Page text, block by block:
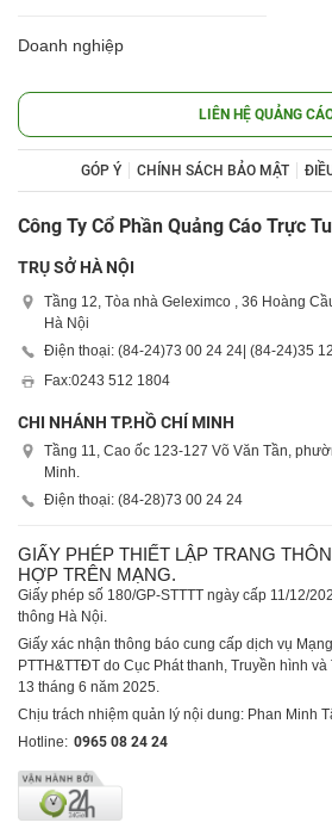
Doanh nghiệp
LIÊN HỆ QUẢNG
GÓP Ý CHÍNH SÁCH BẢO MẬT
Công Ty Cổ Phần Quảng Cáo Trực
TRỤ SỞ HÀ NỘI
Tầng 12, Tòa nhà Geleximco , 36 Hoàng
Hà Nội
Điện thoại: (84-24)73 00 24 24 | (84-24)35
Fax:0243 512 1804
CHI NHÁNH TP.HỒ CHÍ MINH
Tầng 11, Cao ốc 123-127 Võ Văn Tần,
Minh.
Điện thoại: (84-28)73 00 24 24
GIẤY PHÉP THIẾT LẬP TRANG
HỢP TRÊN MẠNG.
Giấy phép số 180/GP-STTTT ngày cấp 11/12/
thông Hà Nội.
Giấy xác nhận thông báo cung cấp dịch vụ
PTTH&TTĐT do Cục Phát thanh, Truyền hình
13 tháng 6 năm 2025.
Chịu trách nhiệm quản lý nội dung: Phan Minh
Hotline: 0965 08 24 24